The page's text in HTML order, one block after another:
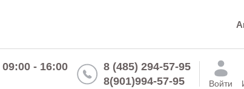
09:00 - 16:00
8 (485) 294-57-95
8(901)994-57-95
Войти